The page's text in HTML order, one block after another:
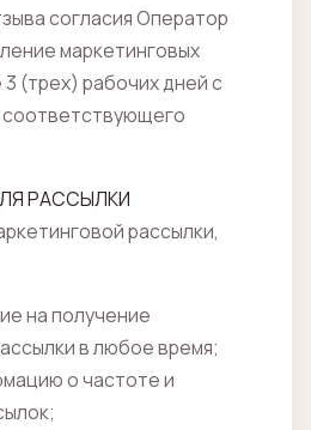
согласия Оператор
маркетинговых
(трех) рабочих дней с
РАССЫЛКИ
рассылки,
на получение
в любое время;
о частоте и